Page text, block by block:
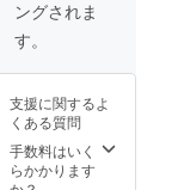
フと意見を
交換しなが
ために試行
錯誤してお
ります。
ます。
ただき
価格は
消費
税、送
料全て
込み価
格と
ングされま
す。
支援に関するよ
くある質問
手数料はいく
らかかります